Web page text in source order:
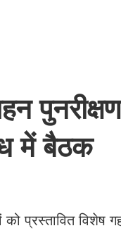
पुनरीक्षण
में बैठक
प्रस्तावित विशेष